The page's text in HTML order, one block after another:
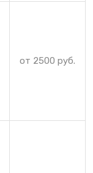
от 2500 руб.